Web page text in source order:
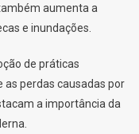
aumenta a
e inundações.
de práticas
perdas causadas por
a importância da